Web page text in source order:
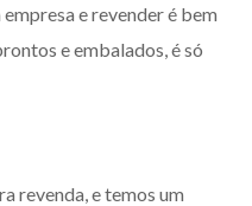
e revender é bem
e embalados, é só
revenda, e temos um